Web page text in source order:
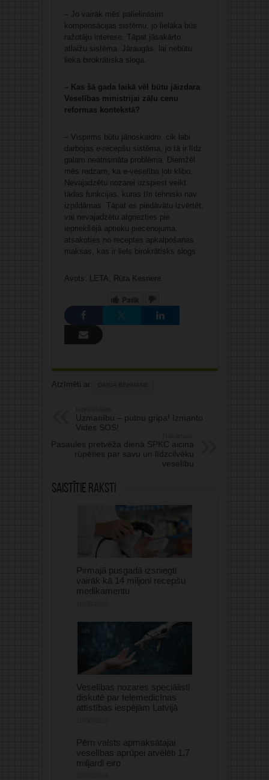
– Jo vairāk mēs palielināsim
kompensācijas sistēmu, jo lielāka būs
ražotāju interese. Tāpat jāsakārto
atlaižu sistēma. Jāraugās, lai nebūtu
lieka birokrātiska sloga.
– Kas šā gada laikā vēl būtu jāizdara
Veselības ministrijai zāļu cenu
reformas kontekstā?
– Vispirms būtu jānoskaidro, cik labi
darbojas e-recepšu sistēma, jo tā ir līdz
galam neatrisināta problēma. Diemžēl
mēs redzam, ka e-veselība ļoti klibo.
Nevajadzētu nozarei uzspiest veikt
tādas funkcijas, kuras tīri tehniski nav
izpildāmas. Tāpat es piedāvātu izvērtēt,
vai nevajadzētu atgriezties pie
iepriekšējā aptieku piecenojuma,
atsakoties no receptes apkalpošanas
maksas, kas ir liels birokrātisks slogs.
Avots: LETA, Rūta Kesnere
Patīk
Atzīmēti ar: DAIGA BEHMANE
Uzmanību – putnu gripa! Izmanto
Vides SOS!
Pasaules pretvēža dienā SPKC aicina
rūpēties par savu un līdzcilvēku
veselību
Saistītie raksti
Pirmajā pusgadā izsniegti
vairāk kā 14 miljoni recepšu
medikamentu
Veselības nozares speciālisti
diskutē par telemedicīnas
attīstības iespējām Latvijā
Pērn valsts apmaksātajai
veselības aprūpei atvēlēti 1,7
miljardi eiro